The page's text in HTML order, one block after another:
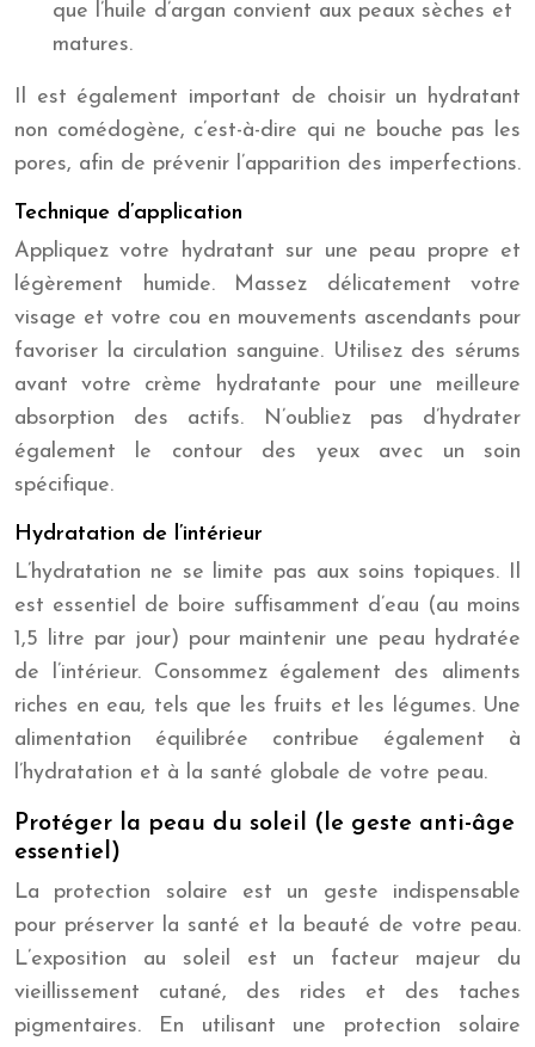
que l’huile d’argan convient aux peaux sèches et
matures.
Il est également important de choisir un hydratant
non comédogène, c’est-à-dire qui ne bouche pas les
pores, afin de prévenir l’apparition des imperfections.
Technique d’application
Appliquez votre hydratant sur une peau propre et
légèrement humide. Massez délicatement votre
visage et votre cou en mouvements ascendants pour
favoriser la circulation sanguine. Utilisez des sérums
avant votre crème hydratante pour une meilleure
absorption des actifs. N’oubliez pas d’hydrater
également le contour des yeux avec un soin
spécifique.
Hydratation de l’intérieur
L’hydratation ne se limite pas aux soins topiques. Il
est essentiel de boire suffisamment d’eau (au moins
1,5 litre par jour) pour maintenir une peau hydratée
de l’intérieur. Consommez également des aliments
riches en eau, tels que les fruits et les légumes. Une
alimentation équilibrée contribue également à
l’hydratation et à la santé globale de votre peau.
Protéger la peau du soleil (le geste anti-âge
essentiel)
La protection solaire est un geste indispensable
pour préserver la santé et la beauté de votre peau.
L’exposition au soleil est un facteur majeur du
vieillissement cutané, des rides et des taches
pigmentaires. En utilisant une protection solaire